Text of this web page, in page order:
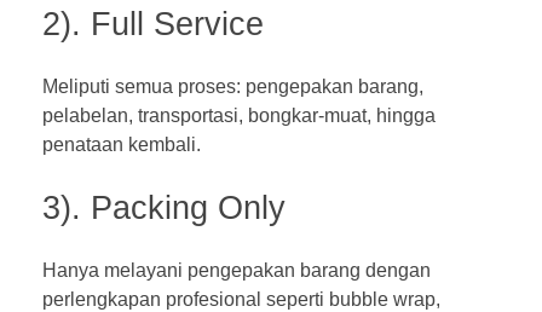
2). Full Service
Meliputi semua proses: pengepakan barang,
pelabelan, transportasi, bongkar-muat, hingga
penataan kembali.
3). Packing Only
Hanya melayani pengepakan barang dengan
perlengkapan profesional seperti bubble wrap,